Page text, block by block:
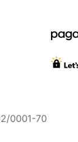
0001-70